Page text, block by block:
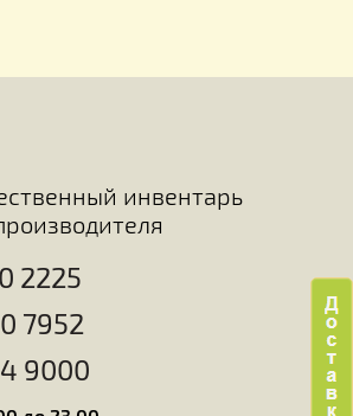
инвентарь
2225
7952
9000